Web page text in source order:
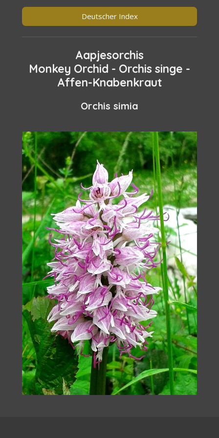
Deutscher Index
Aapjesorchis
Monkey Orchid - Orchis singe -
Affen-Knabenkraut
Orchis simia